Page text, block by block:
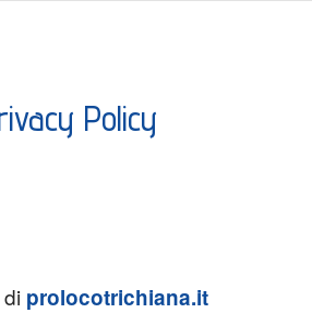
Policy
prolocotrichiana.it